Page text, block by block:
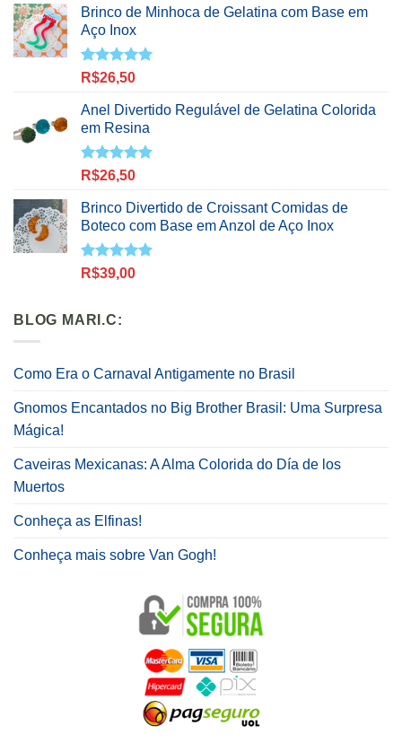
Brinco de Minhoca de Gelatina com Base em
Aço Inox
Avaliação
5.00
de 5
R$26,50
Anel Divertido Regulável de Gelatina Colorida
em Resina
Avaliação
5.00
de 5
R$26,50
Brinco Divertido de Croissant Comidas de
Boteco com Base em Anzol de Aço Inox
Avaliação
5.00
de 5
R$39,00
BLOG MARI.C:
Como Era o Carnaval Antigamente no Brasil
Gnomos Encantados no Big Brother Brasil: Uma Surpresa
Mágica!
Caveiras Mexicanas: A Alma Colorida do Día de los
Muertos
Conheça as Elfinas!
Conheça mais sobre Van Gogh!